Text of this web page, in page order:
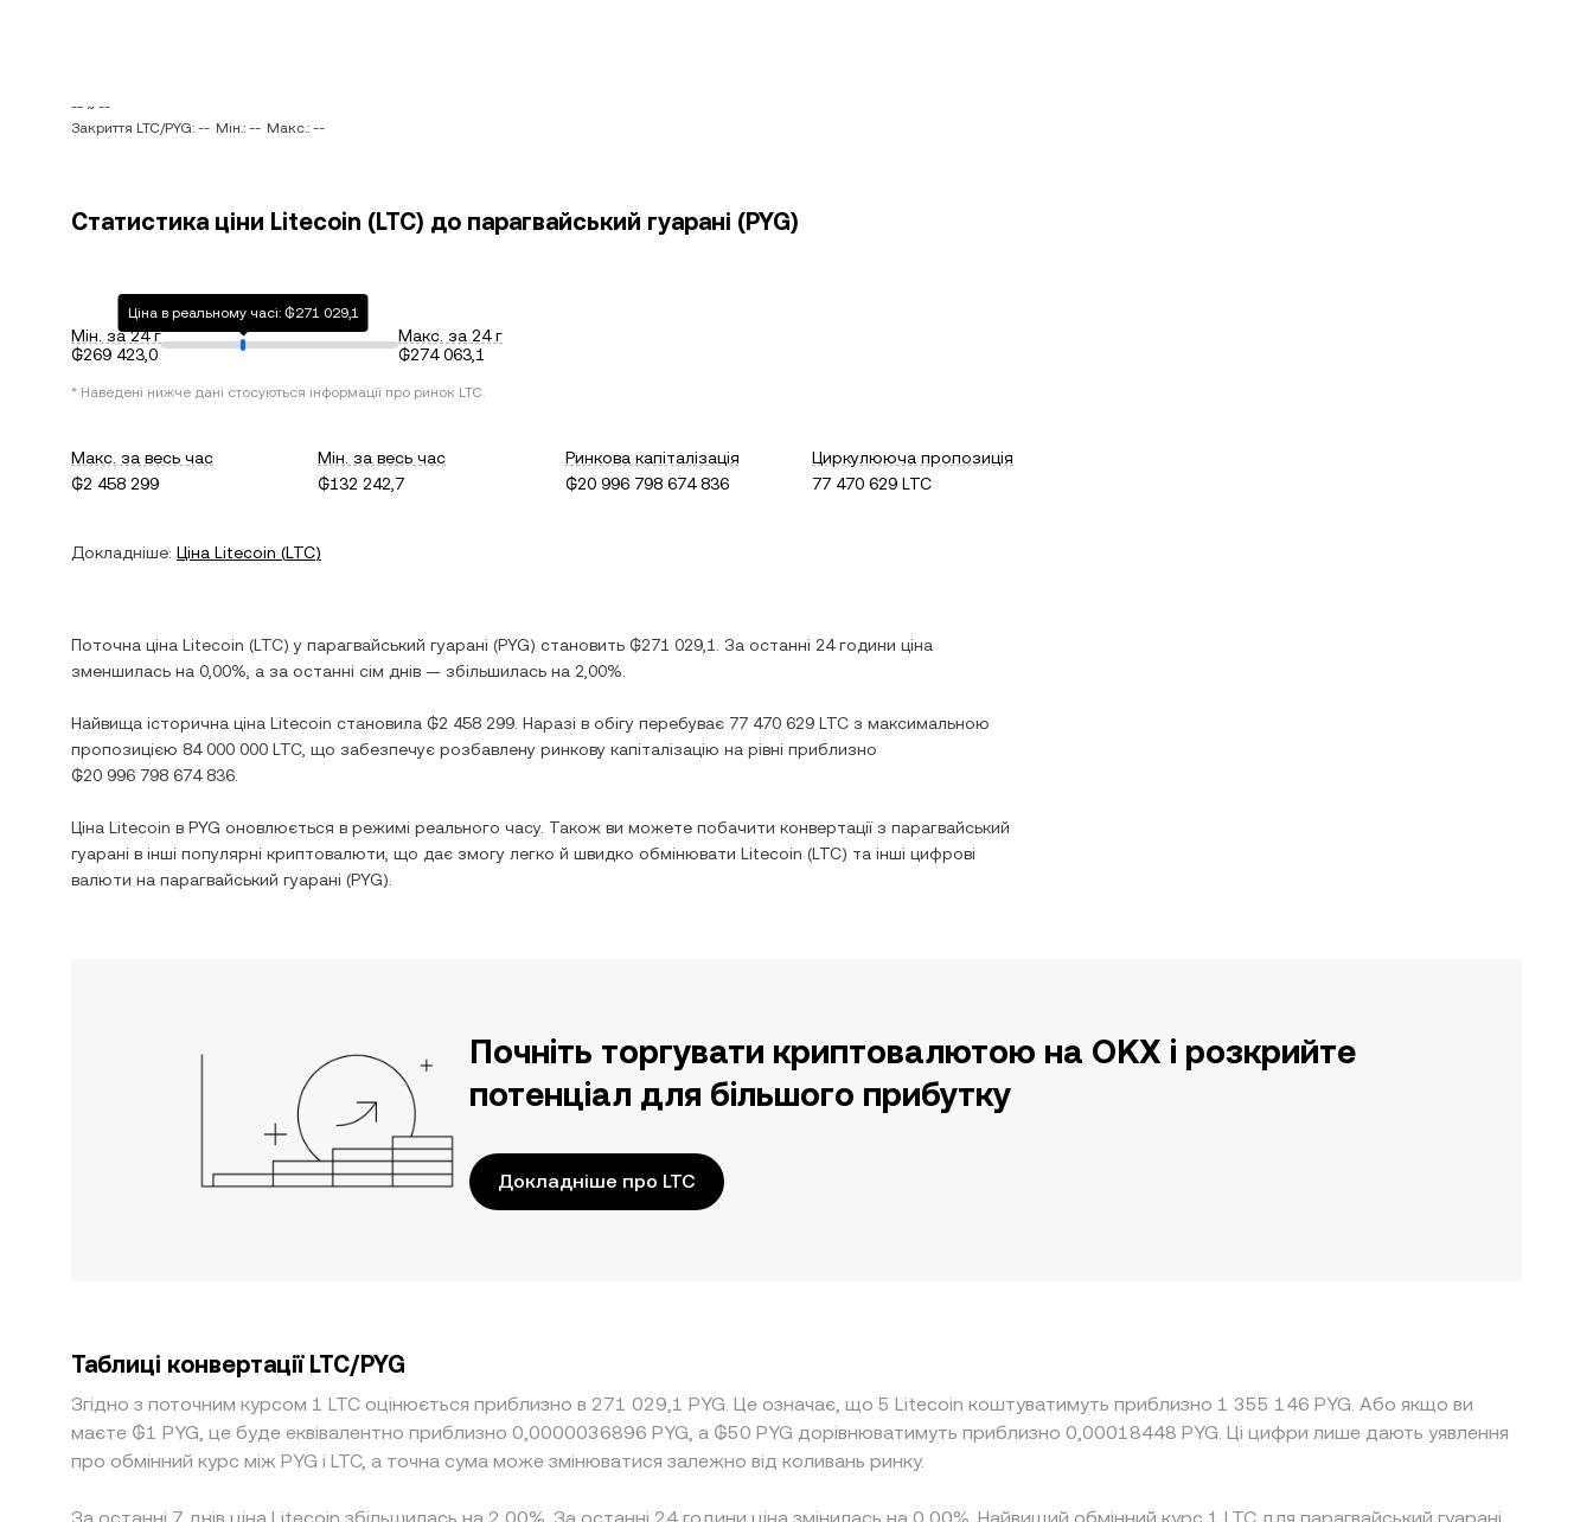
-- ~ --
Закриття LTC/PYG: -- Мін.: -- Макс.: --
Статистика ціни Litecoin (LTC) до парагвайський гуарані (PYG)
Мін. за 24 г
₲269 423,0
Ціна в реальному часі: ₲271 029,1
Макс. за 24 г
₲274 063,1
* Наведені нижче дані стосуються інформації про ринок LTC.
Макс. за весь час
₲2 458 299
Мін. за весь час
₲132 242,7
Ринкова капіталізація
₲20 996 798 674 836
Циркулююча пропозиція
77 470 629 LTC
Докладніше: Ціна Litecoin (LTC)
Поточна ціна Litecoin (LTC) у парагвайський гуарані (PYG) становить ₲271 029,1
. За останні 24 години ціна
зменшилась на 0,00% , а за останні сім днів — збільшилась на 2,00%
Найвища історична ціна Litecoin становила ₲2 458 299 . Наразі в обігу перебуває 77 470 629 LTC з максимальною
пропозицією 84 000 000 LTC , що забезпечує розбавлену ринкову капіталізацію на рівні приблизно
₲20 996 798 674 836
Ціна Litecoin в PYG оновлюється в режимі реального часу. Також ви можете побачити конвертації з парагвайський
гуарані в інші популярні криптовалюти, що дає змогу легко й швидко обмінювати Litecoin (LTC) та інші цифрові
валюти на парагвайський гуарані (PYG).
Почніть торгувати криптовалютою на OKX і розкрийте
потенціал для більшого прибутку
Докладніше про LTC
Таблиці конвертації LTC/PYG
Згідно з поточним курсом 1 LTC оцінюється приблизно в 271 029,1 PYG. Це означає, що 5 Litecoin коштуватимуть приблизно 1 355 146 PYG. Або якщо ви
маєте ₲1 PYG, це буде еквівалентно приблизно 0,0000036896 PYG, а ₲50 PYG дорівнюватимуть приблизно 0,00018448 PYG. Ці цифри лише дають уявлення
про обмінний курс між PYG і LTC, а точна сума може змінюватися залежно від коливань ринку.